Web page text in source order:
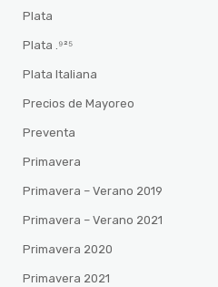
Plata
Plata .⁹²⁵
Plata Italiana
Precios de Mayoreo
Preventa
Primavera
Primavera – Verano 2019
Primavera – Verano 2021
Primavera 2020
Primavera 2021